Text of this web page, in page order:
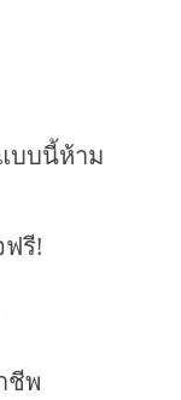
บบนี้ห้าม
รี!
ชีพ